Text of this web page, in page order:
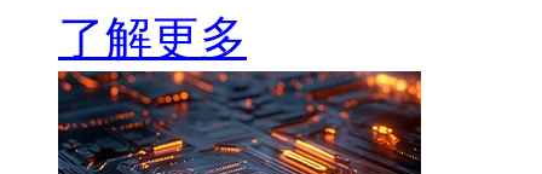
了解更多